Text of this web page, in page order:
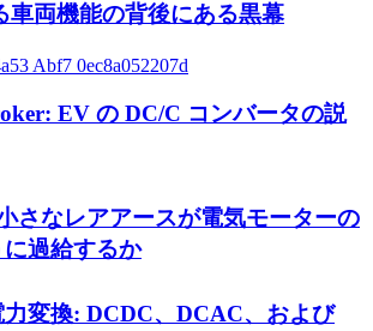
車両機能の背後にある黒幕
EV の DC/C コンバータの説
さなレアアースが電気モーターの
過給するか
力変換: DCDC、DCAC、および